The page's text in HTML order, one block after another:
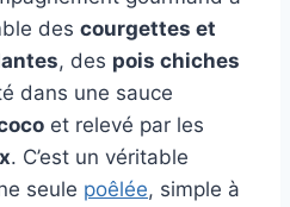
des courgettes et
, des pois chiches
dans une sauce
et relevé par les
. C’est un véritable
seule poêlée, simple à